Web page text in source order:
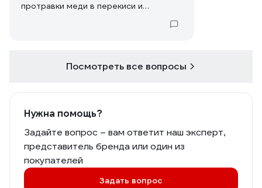
протравки меди в перекиси и
Посмотреть все вопросы
Нужна помощь?
Задайте вопрос – вам ответит наш эксперт,
представитель бренда или один из
покупателей
Задать вопрос